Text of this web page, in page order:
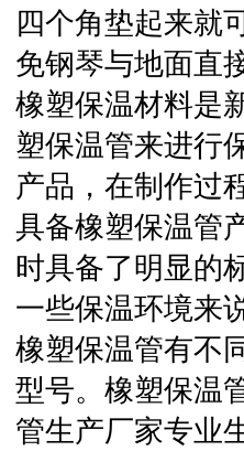
四个角垫起来就
免钢琴与地面直
橡塑保温材料是
塑保温管来进行
产品，在制作过
具备橡塑保温管
时具备了明显的
一些保温环境来
橡塑保温管有不
型号。橡塑保温
管生产厂家专业